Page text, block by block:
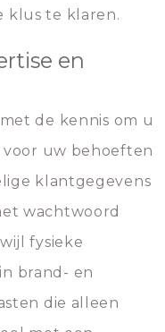
klus te klaren.
en
de kennis om u
uw behoeften
klantgegevens
wachtwoord
fysieke
brand- en
die alleen